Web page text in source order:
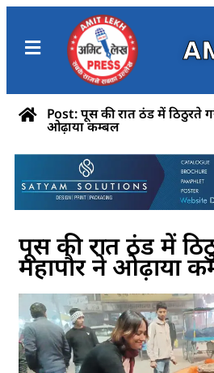
Post: पूस की रात ठंड में ठिठुरते
ओढ़ाया कम्बल
पूस की रात ठंड में
महापौर ने ओढ़ाया